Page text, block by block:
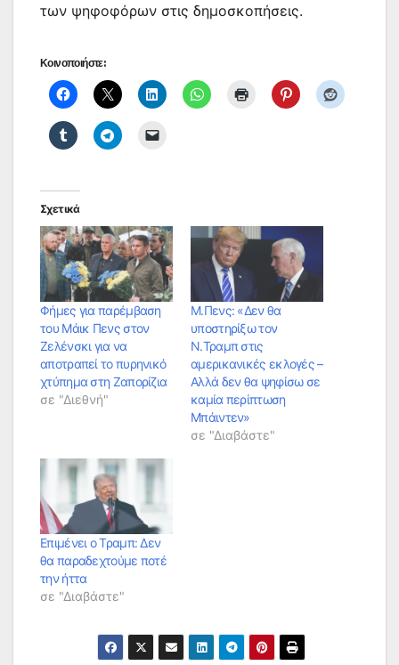
των ψηφοφόρων στις δημοσκοπήσεις.
Κοινοποιήστε:
Σχετικά
Φήμες για παρέμβαση
του Μάικ Πενς στον
Ζελένσκι για να
αποτραπεί το πυρηνικό
χτύπημα στη Ζαπορίζια
σε "Διεθνή"
M.Πενς: «Δεν θα
υποστηρίξω τον
Ν.Τραμπ στις
αμερικανικές εκλογές –
Αλλά δεν θα ψηφίσω σε
καμία περίπτωση
Μπάιντεν»
σε "Διαβάστε"
Επιμένει ο Τραμπ: Δεν
θα παραδεχτούμε ποτέ
την ήττα
σε "Διαβάστε"